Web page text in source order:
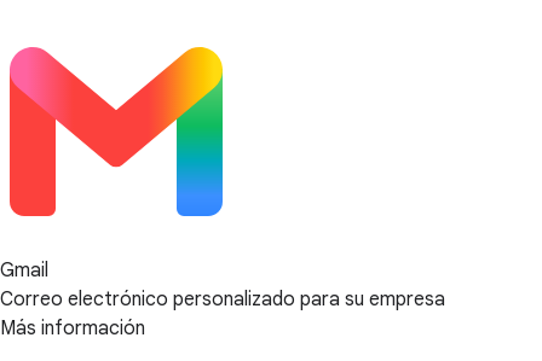
Gmail
Correo electrónico personalizado para su empresa
Más información